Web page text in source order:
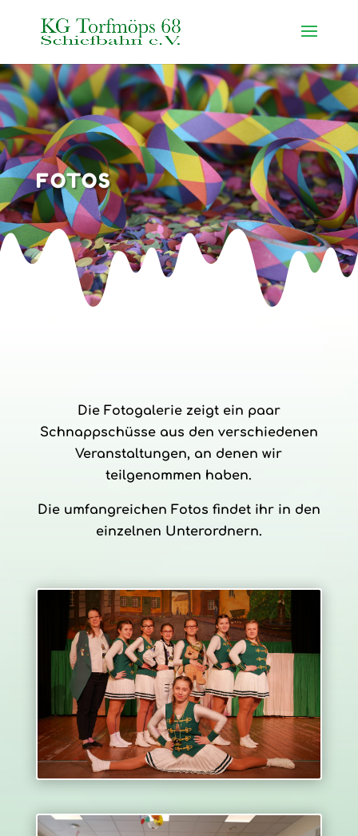
FOTOS
Die Fotogalerie zeigt ein paar
Schnappschüsse aus den verschiedenen
Veranstaltungen, an denen wir
teilgenommen haben.
Die umfangreichen Fotos findet ihr in den
einzelnen Unterordnern.